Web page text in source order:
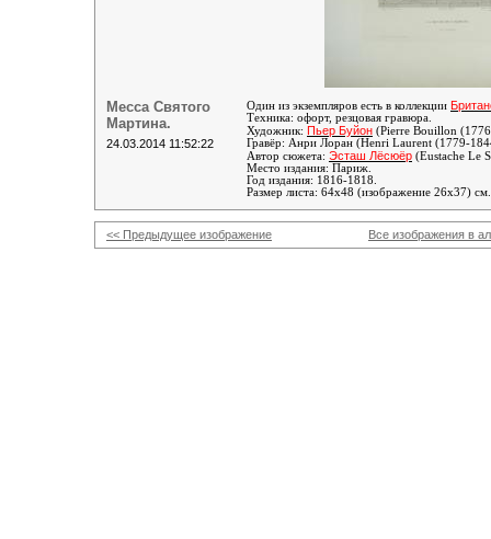
Месса Святого
Мартина.
24.03.2014 11:52:22
Один из экземпляров есть в коллекции
Техника: офорт, резцовая гравюра.
Художник: Пьер Буйон (Pierre Bouillon
Гравёр: Анри Лоран (Henri Laurent (1779-
Автор сюжета: Эсташ Лёсюёр (Eustache Le
Место издания: Париж.
Год издания: 1816-1818.
Размер листа: 64х48 (изображение 26х37) см.
<< Предыдущее изображение Все изображения в